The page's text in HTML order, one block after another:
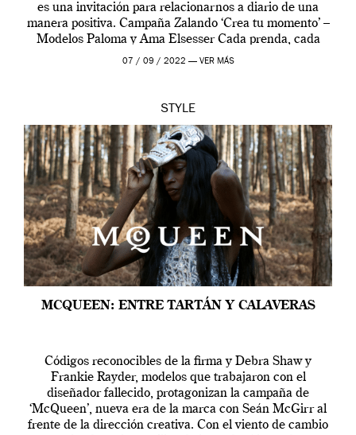
es una invitación para relacionarnos a diario de una
manera positiva. Campaña Zalando ‘Crea tu momento’ –
Modelos Paloma y Ama Elsesser Cada prenda, cada
outfit, cada momento, caracteriza […]
07 / 09 / 2022 — VER MÁS
STYLE
MCQUEEN: ENTRE TARTÁN Y CALAVERAS
Códigos reconocibles de la firma y Debra Shaw y
Frankie Rayder, modelos que trabajaron con el
diseñador fallecido, protagonizan la campaña de
‘McQueen’, nueva era de la marca con Seán McGirr al
frente de la dirección creativa. Con el viento de cambio